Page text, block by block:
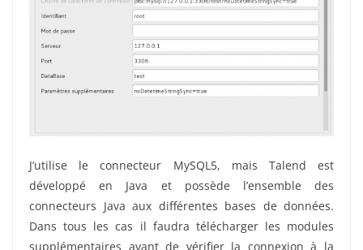
J’utilise le connecteur MySQL5, mais Talend est
développé en Java et possède l’ensemble des
connecteurs Java aux différentes bases de données.
Dans tous les cas il faudra télécharger les modules
supplémentaires avant de vérifier la connexion à la